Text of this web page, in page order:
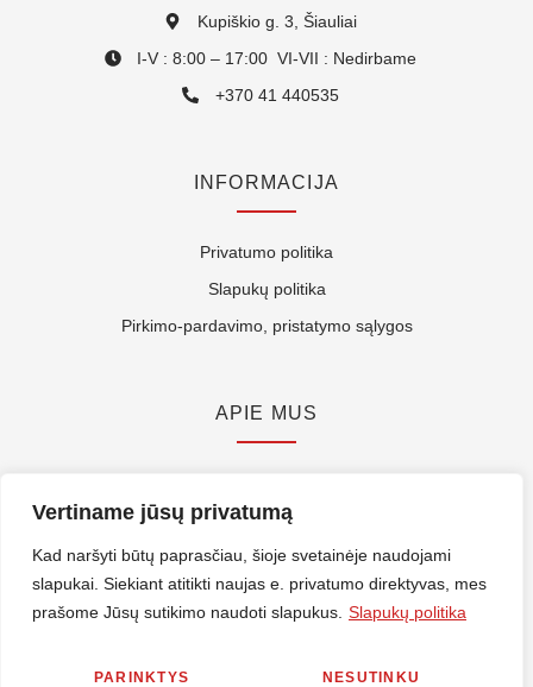
Vertiname jūsų privatumą
Kad naršyti būtų paprasčiau, šioje svetainėje naudojami
slapukai. Siekiant atitikti naujas e. privatumo direktyvas, mes
prašome Jūsų sutikimo naudoti slapukus. Slapukų politika
PARINKTYS NESUTINKU
Kupiškio g. 3, Šiauliai
I-V : 8:00 – 17:00 VI-VII : Nedirbame
+370 41 440535
INFORMACIJA
Privatumo politika
Slapukų politika
Pirkimo-pardavimo, pristatymo sąlygos
APIE MUS
Rekvizitai
ES Parama